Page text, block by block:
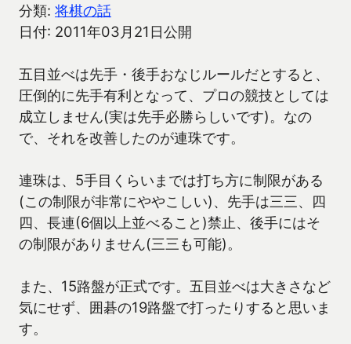
分類: 将棋の話
日付: 2011年03月21日公開
五目並べは先手・後手おなじルールだとすると、
圧倒的に先手有利となって、プロの競技としては
成立しません(実は先手必勝らしいです)。なの
で、それを改善したのが連珠です。
連珠は、5手目くらいまでは打ち方に制限がある
(この制限が非常にややこしい)、先手は三三、四
四、長連(6個以上並べること)禁止、後手にはそ
の制限がありません(三三も可能)。
また、15路盤が正式です。五目並べは大きさなど
気にせず、囲碁の19路盤で打ったりすると思いま
す。